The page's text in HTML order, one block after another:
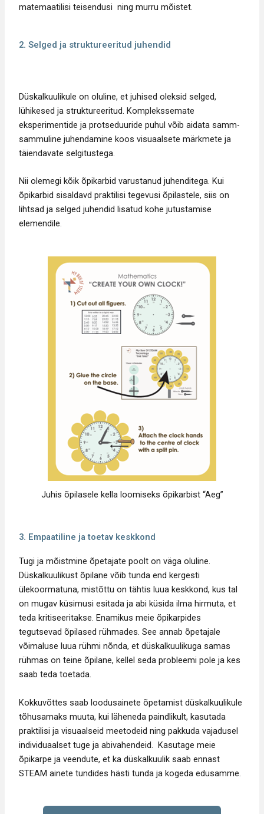
matemaatilisi teisendusi ning murru mõistet.
2. Selged ja struktureeritud juhendid
Düskalkuulikule on oluline, et juhised oleksid selged,
lühikesed ja struktureeritud. Komplekssemate
eksperimentide ja protseduuride puhul võib aidata samm-
sammuline juhendamine koos visuaalsete märkmete ja
täiendavate selgitustega.
Nii olemegi kõik õpikarbid varustanud juhenditega. Kui
õpikarbid sisaldavd praktilisi tegevusi õpilastele, siis on
lihtsad ja selged juhendid lisatud kohe jutustamise
elemendile.
Juhis õpilasele kella loomiseks õpikarbist “Aeg”
3. Empaatiline ja toetav keskkond
Tugi ja mõistmine õpetajate poolt on väga oluline.
Düskalkuulikust õpilane võib tunda end kergesti
ülekoormatuna, mistõttu on tähtis luua keskkond, kus tal
on mugav küsimusi esitada ja abi küsida ilma hirmuta, et
teda kritiseeritakse. Enamikus meie õpikarpides
tegutsevad õpilased rühmades. See annab õpetajale
võimaluse luua rühmi nõnda, et düskalkuulikuga samas
rühmas on teine õpilane, kellel seda probleemi pole ja kes
saab teda toetada.
Kokkuvõttes saab loodusainete õpetamist düskalkuulikule
tõhusamaks muuta, kui läheneda paindlikult, kasutada
praktilisi ja visuaalseid meetodeid ning pakkuda vajadusel
individuaalset tuge ja abivahendeid. Kasutage meie
õpikarpe ja veendute, et ka düskalkuulik saab ennast
STEAM ainete tundides hästi tunda ja kogeda edusamme.